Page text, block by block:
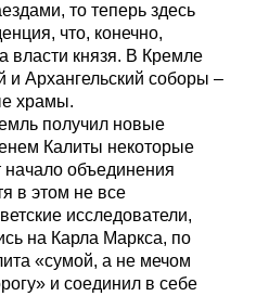
то теперь здесь
что, конечно,
власти князя. В Кремле
и Архангельский соборы –
храмы.
получил новые
Калиты некоторые
начало объединения
в этом не все
исследователи,
на Карла Маркса, по
«сумой, а не мечом
и соединил в себе